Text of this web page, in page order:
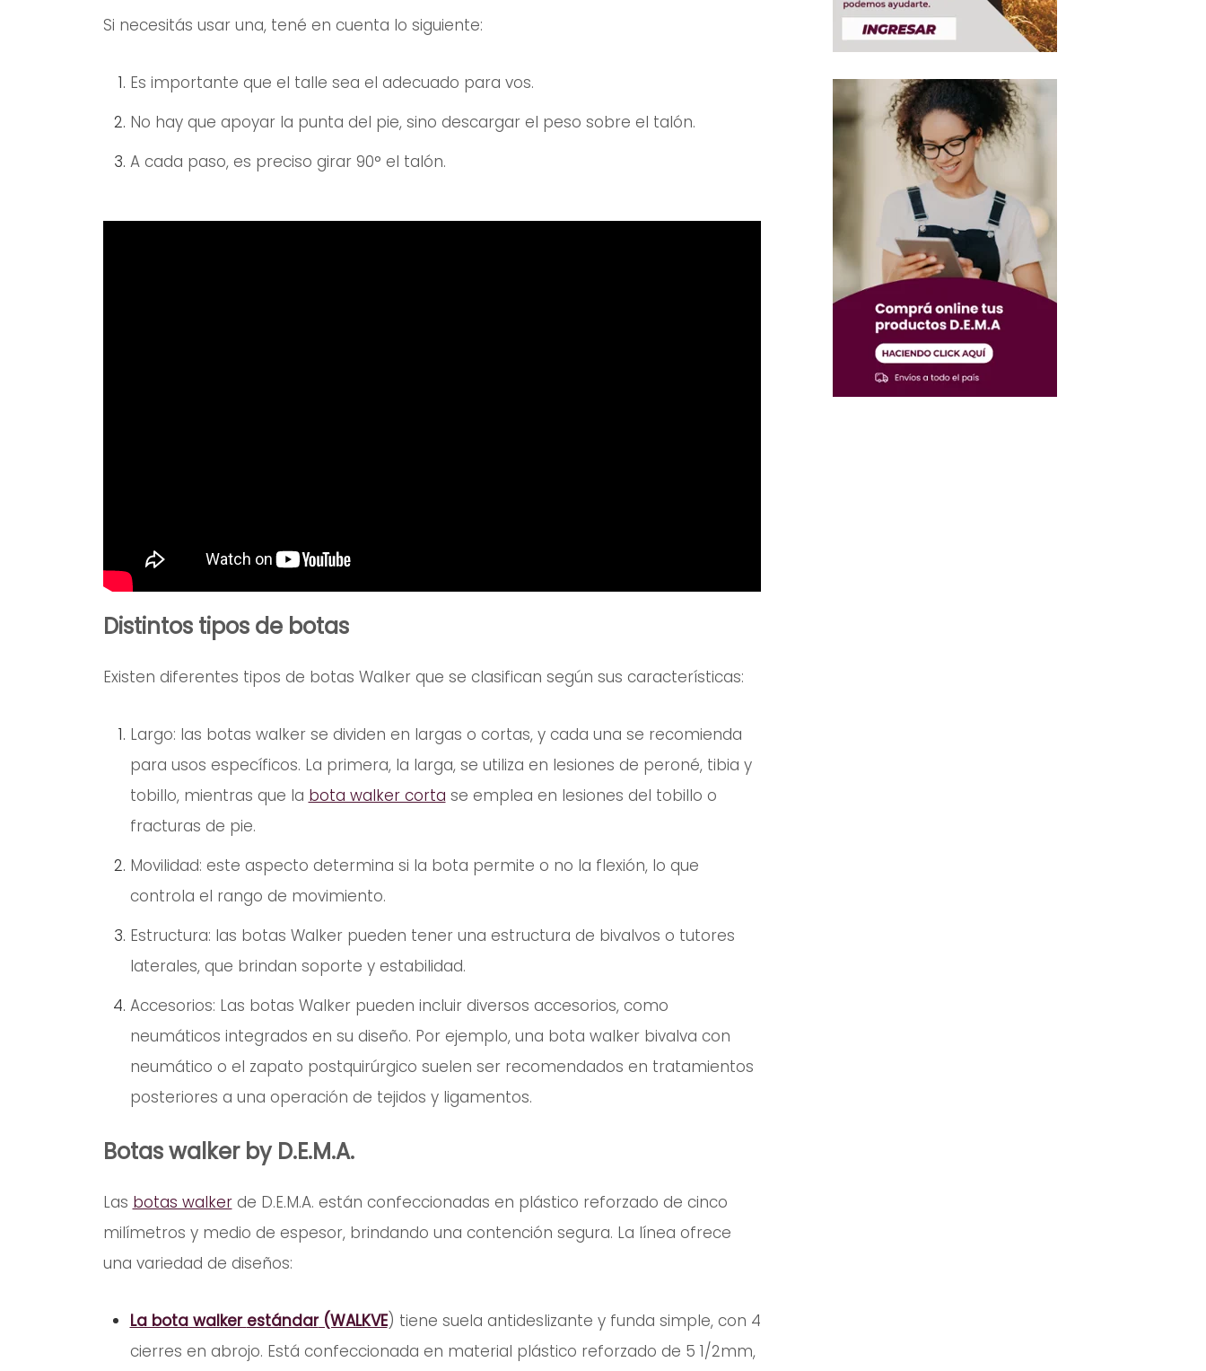
Si necesitás usar una, tené en cuenta lo siguiente:
Es importante que el talle sea el adecuado para vos.
No hay que apoyar la punta del pie, sino descargar el peso sobre el talón.
A cada paso, es preciso girar 90° el talón.
Distintos tipos de botas
Existen diferentes tipos de botas Walker que se clasifican según sus características:
Largo: las botas walker se dividen en largas o cortas, y cada una se recomienda
para usos específicos. La primera, la larga, se utiliza en lesiones de peroné, tibia y
tobillo, mientras que la bota walker corta se emplea en lesiones del tobillo o
fracturas de pie.
Movilidad: este aspecto determina si la bota permite o no la flexión, lo que
controla el rango de movimiento.
Estructura: las botas Walker pueden tener una estructura de bivalvos o tutores
laterales, que brindan soporte y estabilidad.
Accesorios: Las botas Walker pueden incluir diversos accesorios, como
neumáticos integrados en su diseño. Por ejemplo, una bota walker bivalva con
neumático o el zapato postquirúrgico suelen ser recomendados en tratamientos
posteriores a una operación de tejidos y ligamentos.
Botas walker by D.E.M.A.
Las botas walkerde D.E.M.A. están confeccionadas en plástico reforzado de cinco
milímetros y medio de espesor, brindando una contención segura. La línea ofrece
una variedad de diseños:
La bota walker estándar(WALKVE) tiene suela antideslizante y funda simple, con 4
cierres en abrojo. Está confeccionada en material plástico reforzado de 5 1/2mm,